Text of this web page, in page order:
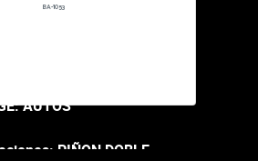
BA-1053
AUTOS
PIÑON DOBLE